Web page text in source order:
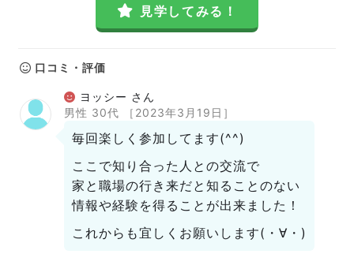
見学してみる！
口コミ・評価
ヨッシー さん
男性 30代
［2023年3月19日］
毎回楽しく参加してます(^^)
ここで知り合った人との交流で
家と職場の行き来だと知ることのない
情報や経験を得ることが出来ました！
これからも宜しくお願いします(・∀・)